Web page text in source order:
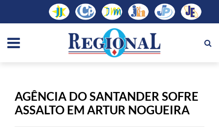
AGÊNCIA DO SANTANDER SOFRE
ASSALTO EM ARTUR NOGUEIRA